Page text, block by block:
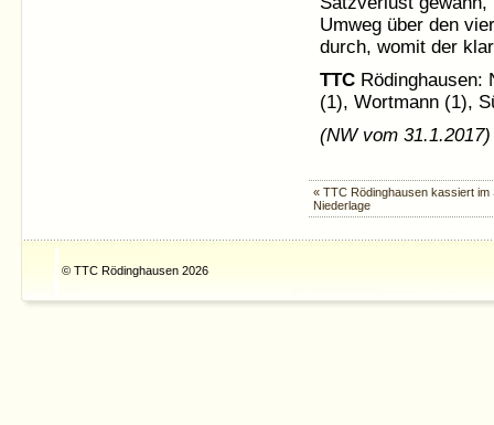
Umweg über den
durch, womit der
TTC Rödinghausen:
(1), Wortmann (1),
(NW vom 31.1.2017)
« TTC Rödinghausen kassiert im
Niederlage
© TTC Rödinghausen 2026